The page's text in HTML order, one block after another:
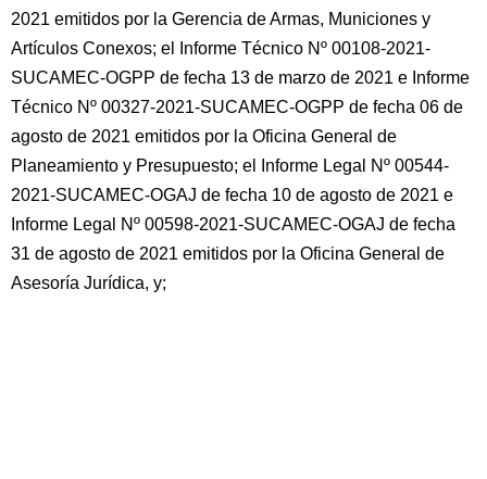
2021 emitidos por la Gerencia de Armas, Municiones y
Artículos Conexos; el Informe Técnico Nº 00108-2021-
SUCAMEC-OGPP de fecha 13 de marzo de 2021 e Informe
Técnico Nº 00327-2021-SUCAMEC-OGPP de fecha 06 de
agosto de 2021 emitidos por la Oficina General de
Planeamiento y Presupuesto; el Informe Legal Nº 00544-
2021-SUCAMEC-OGAJ de fecha 10 de agosto de 2021 e
Informe Legal Nº 00598-2021-SUCAMEC-OGAJ de fecha
31 de agosto de 2021 emitidos por la Oficina General de
Asesoría Jurídica, y;